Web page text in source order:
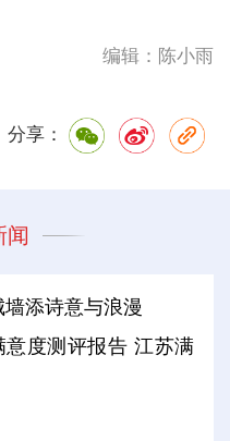
编辑：陈小雨
分享：
闻
添诗意与浪漫
度测评报告 江苏满